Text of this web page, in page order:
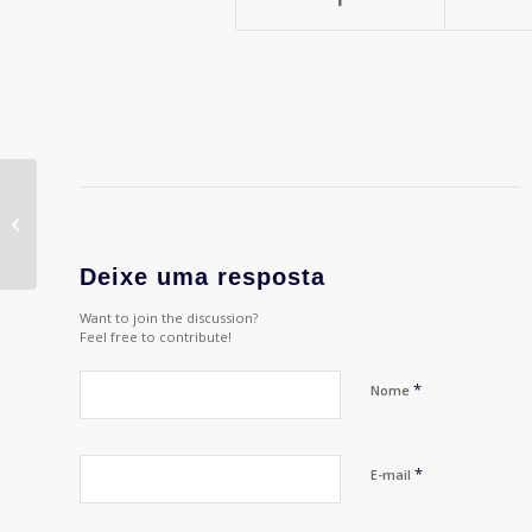
Deixe uma resposta
Want to join the discussion?
Feel free to contribute!
Nome *
E-mail *
CONTRIBUIÇÃO
PROFISSIONA...